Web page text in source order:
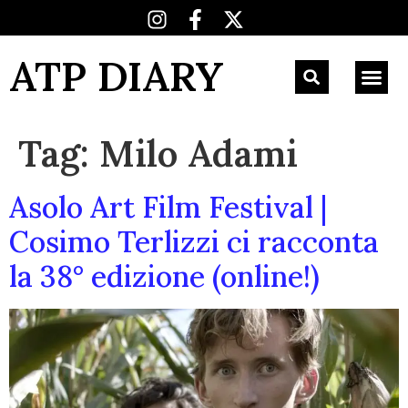
ATP DIARY
Tag: Milo Adami
Asolo Art Film Festival |
Cosimo Terlizzi ci racconta
la 38° edizione (online!)